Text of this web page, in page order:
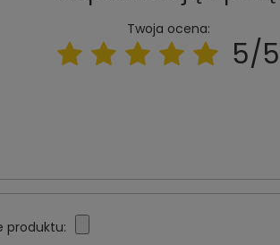
Twoja ocena:
5/5
produktu: